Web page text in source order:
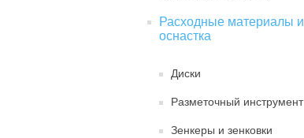
Расходные материалы и
оснастка
Диски
Разметочный инструмент
Зенкеры и зенковки